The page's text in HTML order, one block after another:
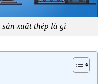
sản xuất thép là gì